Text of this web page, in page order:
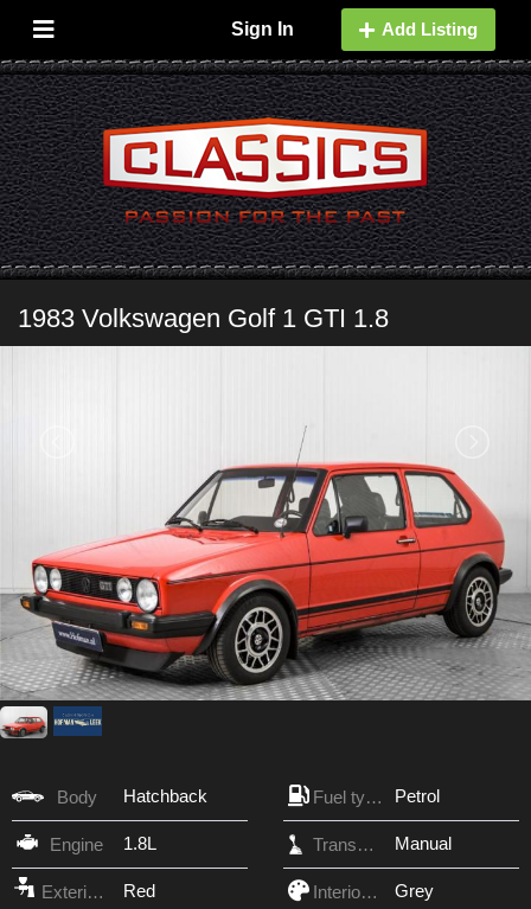
Sign In Add Listing
1983 Volkswagen Golf 1 GTI 1.8
Body Hatchback Fuel type Petrol
Engine 1.8L Transmission Manual
Exterior Color Red Interior Color Grey